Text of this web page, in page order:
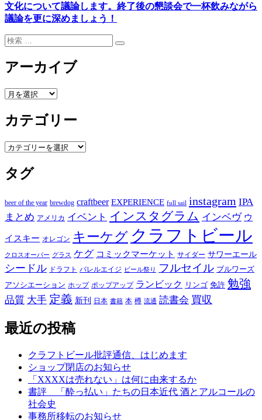
文化について議論します。 終了後の懇談会で一杯飲みながら
議論を更に深めましょう！
検
検
アーカイブ
ア
カ
イ
ブ
カテゴリー
カ
ゴ
リ
タグ
beer of the year brewdog craftbeer EXPERIENCE full sail instagram IPA
まとめ アメリカ イベント インスタグラム インベヴ ウ
イスキー オレゴン キーケグ クラフトビール
クロスオーバー グラス ケグ コミックマーケット サイダー サワーエール
シードル ドラフト バレルエイジ ビール祭り フルセイル ブルワーズ
アソシエーション ホップ ポップアップ ランビック リンゴ 免許 勉強
品質 大手 定義 新刊 日本 書籍 本 樽 流通 読書会 買収
最近の投稿
クラフトビール批評通信、はじめます
ショップ閉店のお知らせ
「XXXXは売れない」は何に由来するか
書評 「酔っ払い」たちの日本近代 酒とアルコールの
社会史
事務所移転のお知らせ